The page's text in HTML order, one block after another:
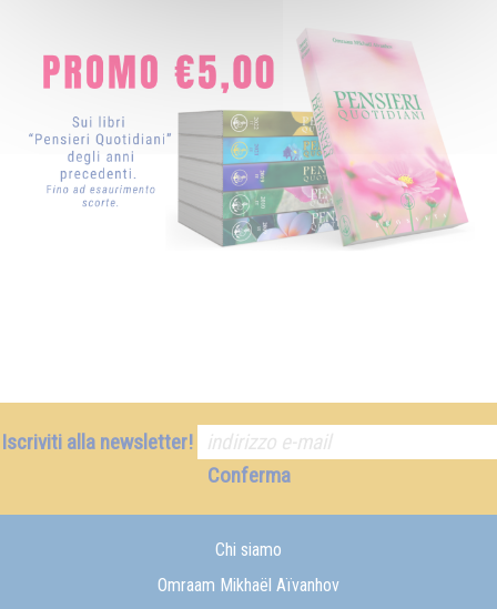
Iscriviti alla newsletter!
Conferma
Chi siamo
Omraam Mikhaël Aïvanhov